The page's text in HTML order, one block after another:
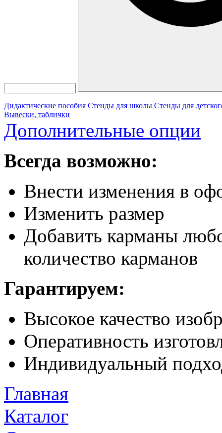
Дидактические пособия Стенды для школы Стенды для
Вывески, таблички
Дополнительные опции
Всегда возможно:
Внести изменения в
Изменить размер
Добавить карманы
количество карманов
Гарантируем:
Высокое качество
Оперативность
Индивидуальный
Главная
Каталог